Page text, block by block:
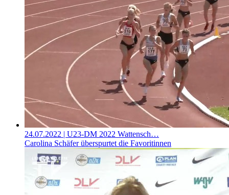
24.07.2022 | U23-DM 2022 Wattensch…
Carolina Schäfer überspurtet die Favoritinnen